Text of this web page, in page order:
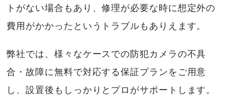
トがない場合もあり、修理が必要な時に想定外の
費用がかかったというトラブルもありえます。
弊社では、様々なケースでの防犯カメラの不具
合・故障に無料で対応する保証プランをご用意
し、設置後もしっかりとプロがサポートします。